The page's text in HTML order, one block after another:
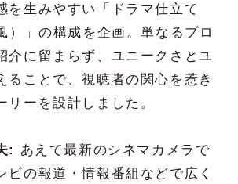
を生みやすい「ドラマ仕立て
）」の構成を企画。単なるプロ
介に留まらず、ユニークさとユ
ることで、視聴者の関心を惹き
リーを設計しました。
:
あえて最新のシネマカメラで
ビの報道・情報番組などで広く